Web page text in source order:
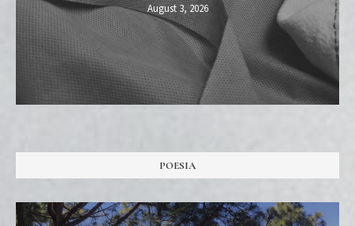
August 3, 2026
POESIA